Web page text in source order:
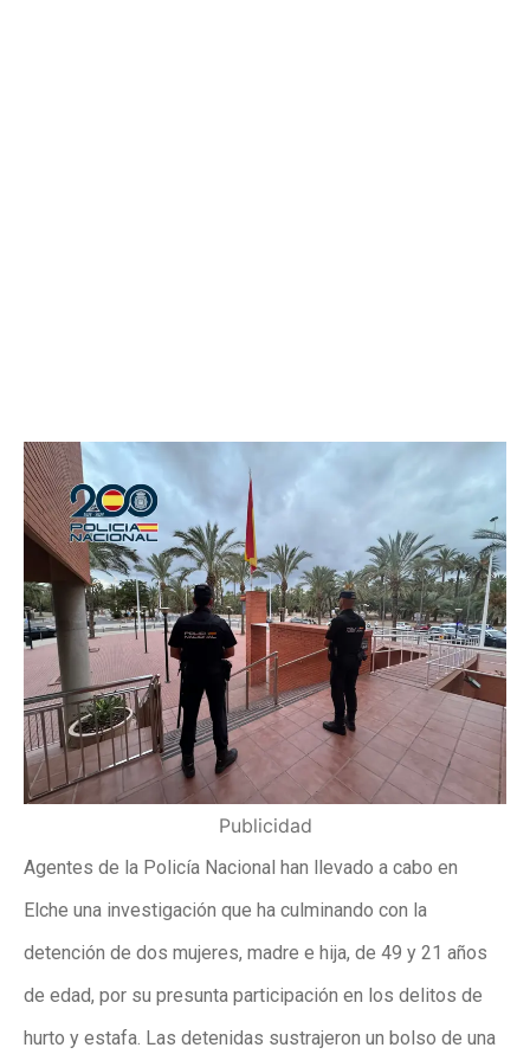
Publicidad
Agentes de la Policía Nacional han llevado a cabo en
Elche una investigación que ha culminando con la
detención de dos mujeres, madre e hija, de 49 y 21 años
de edad, por su presunta participación en los delitos de
hurto y estafa. Las detenidas sustrajeron un bolso de una